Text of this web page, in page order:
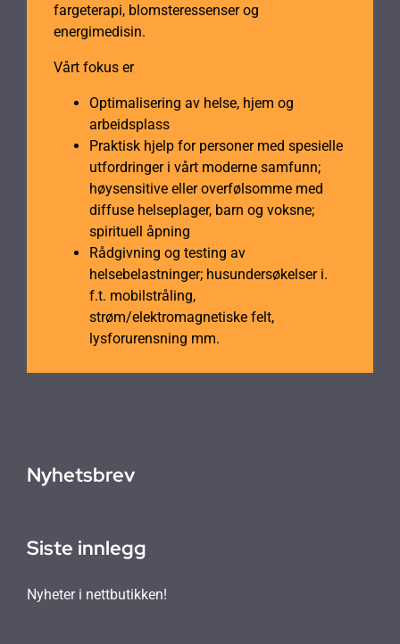
fargeterapi, blomsteressenser og
energimedisin.
Vårt fokus er
Optimalisering av helse, hjem og
arbeidsplass
Praktisk hjelp for personer med spesielle
utfordringer i vårt moderne samfunn;
høysensitive eller overfølsomme med
diffuse helseplager, barn og voksne;
spirituell åpning
Rådgivning og testing av
helsebelastninger; husundersøkelser i.
f.t. mobilstråling,
strøm/elektromagnetiske felt,
lysforurensning mm.
Nyhetsbrev
Siste innlegg
Nyheter i nettbutikken!